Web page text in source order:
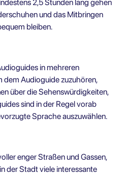
2,5 Stunden lang gehen
und das Mitbringen
bleiben.
in mehreren
dem Audioguide zuzuhören,
über die Sehenswürdigkeiten,
sind in der Regel vorab
Sprache auszuwählen.
enger Straßen und Gassen,
der Stadt viele interessante